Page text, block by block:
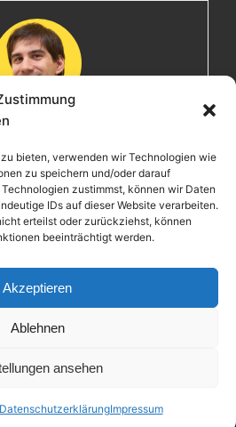
bieten, verwenden wir Technologien wie
zu speichern und/oder darauf
zustimmst, können wir Daten
IDs auf dieser Website verarbeiten.
erteilst oder zurückziehst, können
beeinträchtigt werden.
Akzeptieren
Ablehnen
ansehen
Impressum
Ich bin Max, ein Informatiker mit
Hier teile ich meine
und Perspektiven. Ich lade
mir auf eine Entdeckungsreise